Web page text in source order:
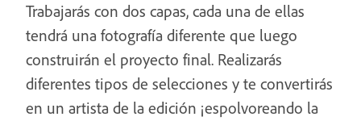
Trabajarás con dos capas, cada una de ellas
tendrá una fotografía diferente que luego
construirán el proyecto final. Realizarás
diferentes tipos de selecciones y te convertirás
en un artista de la edición ¡espolvoreando la